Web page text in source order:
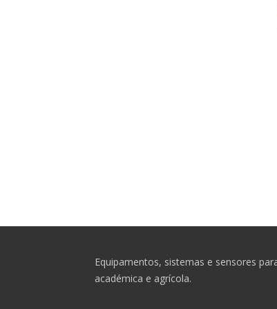
Equipamentos, sistemas e sensores
académica e agrícola.